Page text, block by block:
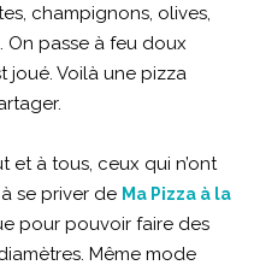
champignons, olives,
passe à feu doux
joué. Voilà une pizza
et à tous, ceux qui n’ont
se priver de Ma Pizza à la
pour pouvoir faire des
Même mode